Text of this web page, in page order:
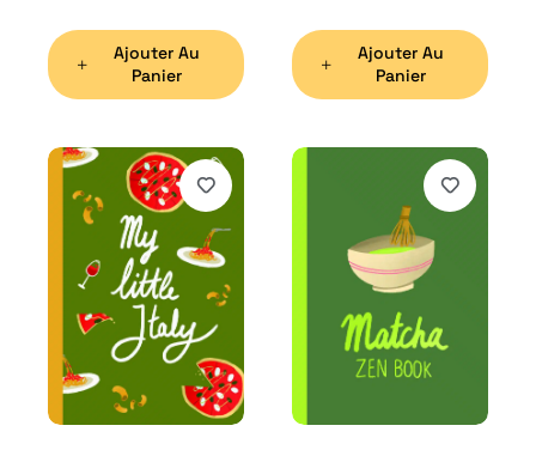
Ajouter Au
Panier
Ajouter Au
Panier